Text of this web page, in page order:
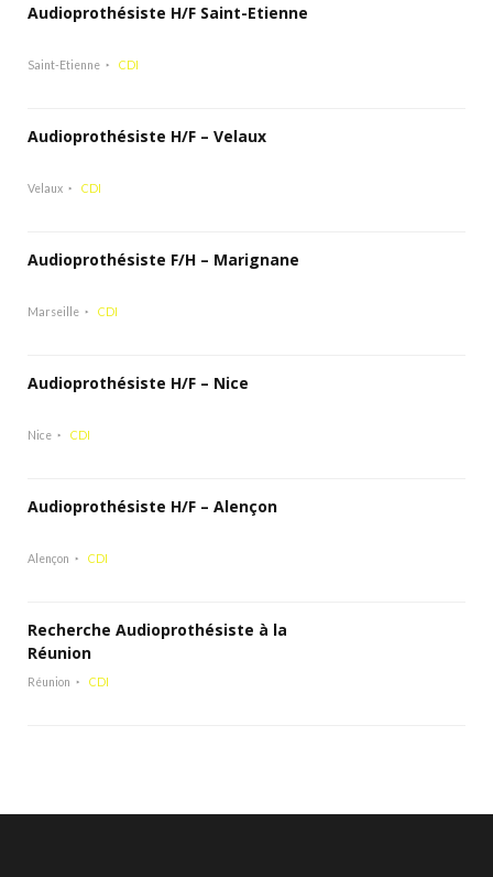
Audioprothésiste H/F Saint-Etienne
Saint-Etienne CDI
Audioprothésiste H/F – Velaux
Velaux CDI
Audioprothésiste F/H – Marignane
Marseille CDI
Audioprothésiste H/F – Nice
Nice CDI
Audioprothésiste H/F – Alençon
Alençon CDI
Recherche Audioprothésiste à la
Réunion
Réunion CDI